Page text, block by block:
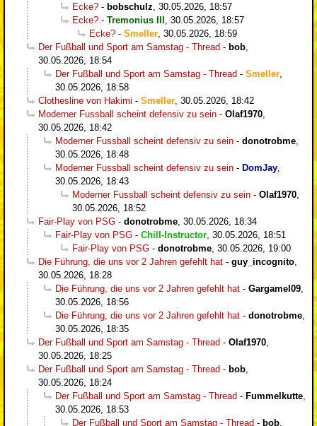
Ecke? - bobschulz, 30.05.2026, 18:57
Ecke? - Tremonius III , 30.05.2026, 18:57
Ecke? - Smeller, 30.05.2026, 18:59
Der Fußball und Sport am Samstag - Thread - bob,
30.05.2026, 18:54
Der Fußball und Sport am Samstag - Thread - Smeller,
30.05.2026, 18:58
Clothesline von Hakimi - Smeller, 30.05.2026, 18:42
Moderner Fussball scheint defensiv zu sein - Olaf1970,
30.05.2026, 18:42
Moderner Fussball scheint defensiv zu sein - donotrobme,
30.05.2026, 18:48
Moderner Fussball scheint defensiv zu sein - DomJay,
30.05.2026, 18:43
Moderner Fussball scheint defensiv zu sein - Olaf1970,
30.05.2026, 18:52
Fair-Play von PSG - donotrobme, 30.05.2026, 18:34
Fair-Play von PSG - Chill-Instructor, 30.05.2026, 18:51
Fair-Play von PSG - donotrobme, 30.05.2026, 19:00
Die Führung, die uns vor 2 Jahren gefehlt hat - guy_incognito,
30.05.2026, 18:28
Die Führung, die uns vor 2 Jahren gefehlt hat - Gargamel09,
30.05.2026, 18:56
Die Führung, die uns vor 2 Jahren gefehlt hat - donotrobme,
30.05.2026, 18:35
Der Fußball und Sport am Samstag - Thread - Olaf1970,
30.05.2026, 18:25
Der Fußball und Sport am Samstag - Thread - bob,
30.05.2026, 18:24
Der Fußball und Sport am Samstag - Thread - Fummelkutte,
30.05.2026, 18:53
Der Fußball und Sport am Samstag - Thread - bob,